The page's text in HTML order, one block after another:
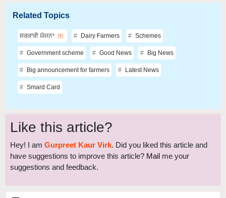
Related Topics
ਸਰਕਾਰੀ ਯੋਜਨਾ Dairy Farmers Schemes
Government scheme Good News Big News
Big announcement for farmers Latest News
Smard Card
Like this article?
Hey! I am Gurpreet Kaur Virk. Did you liked this article and
have suggestions to improve this article? Mail me your
suggestions and feedback.